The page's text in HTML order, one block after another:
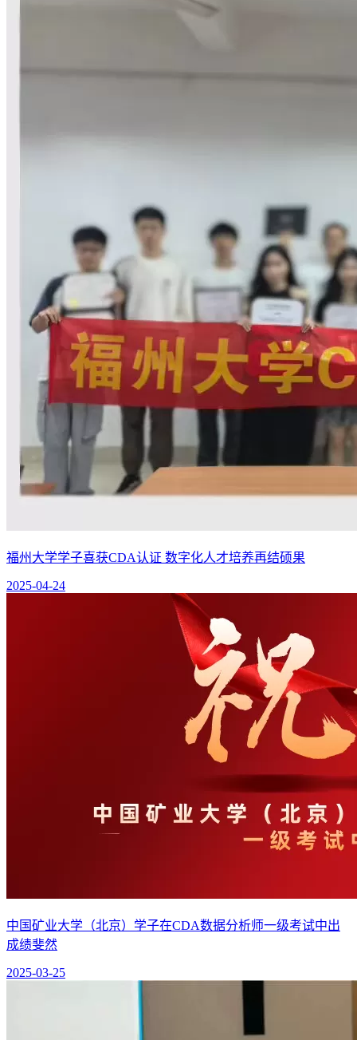
福州大学学子喜获CDA认证 数字化人才培养再结硕果
2025-04-24
中国矿业大学（北京）学子在CDA数据分析师一级考试中出
成绩斐然
2025-03-25